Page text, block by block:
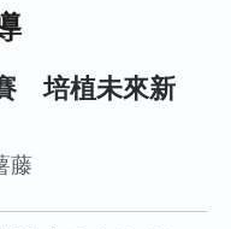
培植未來新
藤